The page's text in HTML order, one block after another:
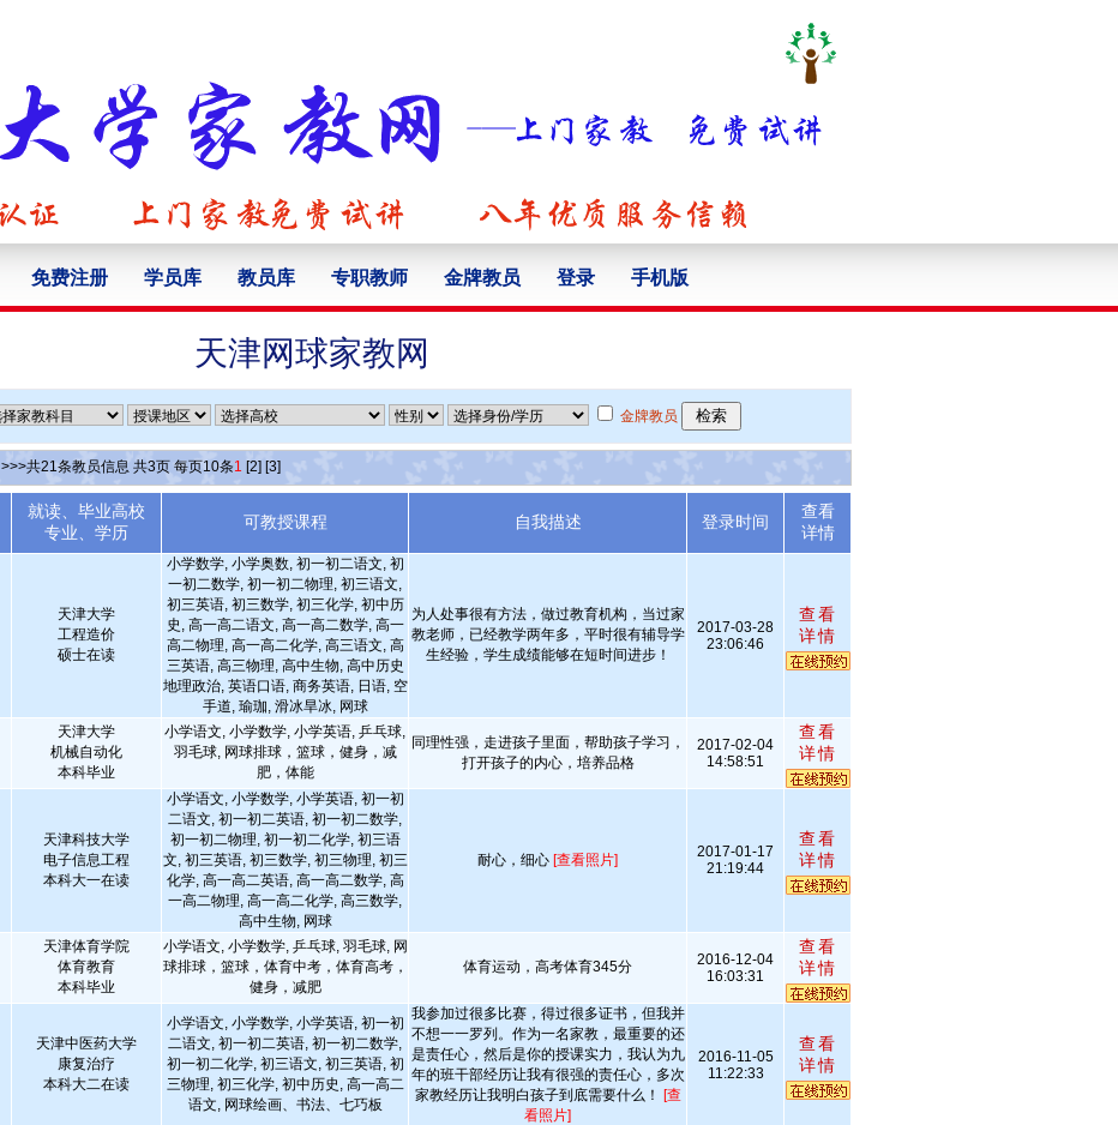
免费注册 学员库 教员库 专职教师 金牌教员 登录 手机版
天津网球家教网
金牌教员
>>>共21条教员信息 共3页 每页10条1 [2] [3]
就读、毕业高校
专业、学历
可教授课程 自我描述 登录时间
查看
详情
天津大学
工程造价
硕士在读
小学数学, 小学奥数, 初一初二语文, 初
一初二数学, 初一初二物理, 初三语文,
初三英语, 初三数学, 初三化学, 初中历
史, 高一高二语文, 高一高二数学, 高一
高二物理, 高一高二化学, 高三语文, 高
三英语, 高三物理, 高中生物, 高中历史
地理政治, 英语口语, 商务英语, 日语, 空
手道, 瑜珈, 滑冰旱冰, 网球
为人处事很有方法，做过教育机构，当过家
教老师，已经教学两年多，平时很有辅导学
生经验，学生成绩能够在短时间进步！
2017-03-28
23:06:46
查看
详情
天津大学
机械自动化
本科毕业
小学语文, 小学数学, 小学英语, 乒乓球,
羽毛球, 网球排球，篮球，健身，减
肥，体能
同理性强，走进孩子里面，帮助孩子学习，
打开孩子的内心，培养品格
2017-02-04
14:58:51
查看
详情
天津科技大学
电子信息工程
本科大一在读
小学语文, 小学数学, 小学英语, 初一初
二语文, 初一初二英语, 初一初二数学,
初一初二物理, 初一初二化学, 初三语
文, 初三英语, 初三数学, 初三物理, 初三
化学, 高一高二英语, 高一高二数学, 高
一高二物理, 高一高二化学, 高三数学,
高中生物, 网球
耐心，细心 [查看照片]
2017-01-17
21:19:44
查看
详情
天津体育学院
体育教育
本科毕业
小学语文, 小学数学, 乒乓球, 羽毛球, 网
球排球，篮球，体育中考，体育高考，
健身，减肥
体育运动，高考体育345分
2016-12-04
16:03:31
查看
详情
天津中医药大学
康复治疗
本科大二在读
小学语文, 小学数学, 小学英语, 初一初
二语文, 初一初二英语, 初一初二数学,
初一初二化学, 初三语文, 初三英语, 初
三物理, 初三化学, 初中历史, 高一高二
语文, 网球绘画、书法、七巧板
我参加过很多比赛，得过很多证书，但我并
不想一一罗列。作为一名家教，最重要的还
是责任心，然后是你的授课实力，我认为九
年的班干部经历让我有很强的责任心，多次
家教经历让我明白孩子到底需要什么！
[查
看照片]
2016-11-05
11:22:33
查看
详情